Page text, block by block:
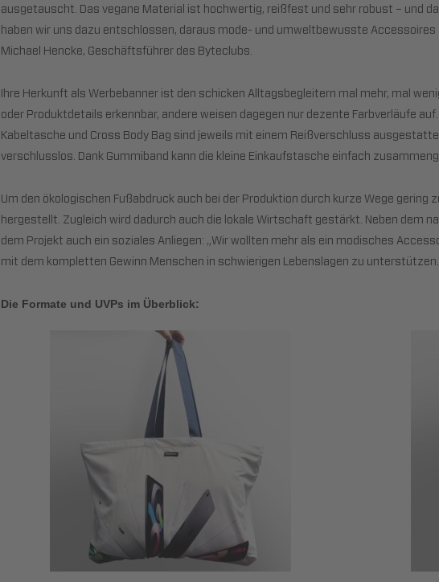
ausgetauscht. Das vegane Material ist hochwertig, reißfest und sehr robust – und
haben wir uns dazu entschlossen, daraus mode- und umweltbewusste
Michael Hencke, Geschäftsführer des Byteclubs.
Ihre Herkunft als Werbebanner ist den schicken Alltagsbegleitern mal mehr, mal
oder Produktdetails erkennbar, andere weisen dagegen nur dezente Farbverläufe
Kabeltasche und Cross Body Bag sind jeweils mit einem Reißverschluss
verschlusslos. Dank Gummiband kann die kleine Einkaufstasche einfach
Um den ökologischen Fußabdruck auch bei der Produktion durch kurze Wege gering
hergestellt. Zugleich wird dadurch auch die lokale Wirtschaft gestärkt. Neben dem
dem Projekt auch ein soziales Anliegen: „Wir wollten mehr als ein modisches
mit dem kompletten Gewinn Menschen in schwierigen Lebenslagen zu
Die Formate und UVPs im Überblick: